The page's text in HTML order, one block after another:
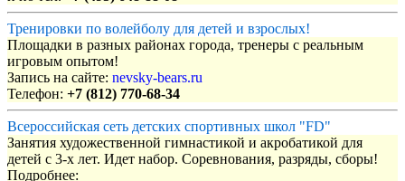
Тренировки по волейболу для детей и взрослых!
Площадки в разных районах города, тренеры с реальным
игровым опытом!
Запись на сайте: nevsky-bears.ru
Телефон: +7 (812) 770-68-34
Всероссийская сеть детских спортивных школ "FD"
Занятия художественной гимнастикой и акробатикой для
детей с 3-х лет. Идет набор. Соревнования, разряды, сборы!
Подробнее: